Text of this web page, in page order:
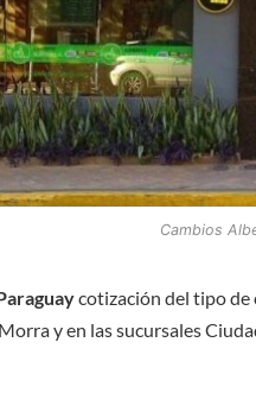
Cambios
cotización del tipo de
y en las sucursales